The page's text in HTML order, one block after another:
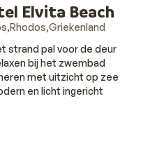
Elvita Beach
Rhodos Griekenland
strand pal voor de deur
bij het zwembad
met uitzicht op zee
en licht ingericht